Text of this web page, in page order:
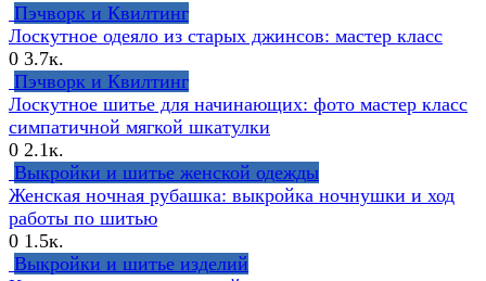
Пэчворк и Квилтинг
Лоскутное одеяло из старых джинсов: мастер класс
0 3.7к.
Пэчворк и Квилтинг
Лоскутное шитье для начинающих: фото мастер класс
симпатичной мягкой шкатулки
0 2.1к.
Выкройки и шитье женской одежды
Женская ночная рубашка: выкройка ночнушки и ход
работы по шитью
0 1.5к.
Выкройки и шитье изделий